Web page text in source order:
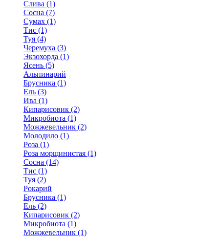
Слива (1)
Сосна (7)
Сумах (1)
Тис (1)
Туя (4)
Черемуха (3)
Экзохорда (1)
Ясень (5)
Альпинарий
Брусника (1)
Ель (3)
Ива (1)
Кипарисовик (2)
Микробиота (1)
Можжевельник (2)
Молодило (1)
Роза (1)
Роза морщинистая (1)
Сосна (14)
Тис (1)
Туя (2)
Рокарий
Брусника (1)
Ель (2)
Кипарисовик (2)
Микробиота (1)
Можжевельник (1)